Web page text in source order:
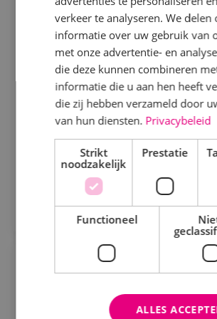
Specialisme
Beveiligingstechniek
Elektrotechniek
Energietechniek
Staf
Uren
Fulltime
Parttime
MBO
Servicemonteur
Beveiligingstechniek Fulltime
Als servicemonteur of -technicus bij
verantwoordelijk voor het
beveiligingsinstallaties.Bekijk vacature
Direct solliciteren
Projectengineer
verkeer te analyseren. We delen
informatie over uw gebruik van
met onze advertentie- en
die deze kunnen combineren
informatie die u aan hen heeft
die zij hebben verzameld door
van hun diensten. Privacybeleid
Strikt
noodzakelijk
Prestatie
Functioneel
ALLES